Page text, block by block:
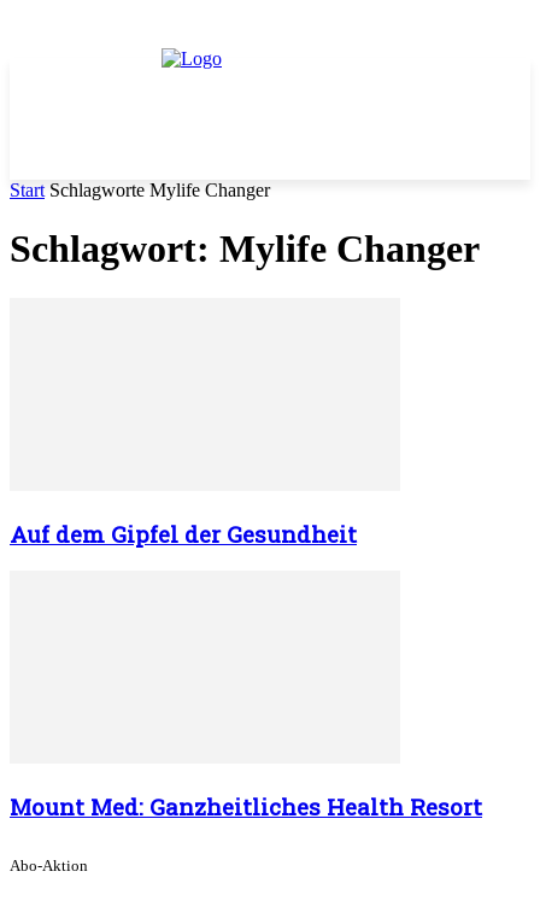
Start Schlagworte Mylife Changer
Schlagwort: Mylife Changer
Auf dem Gipfel der Gesundheit
Mount Med: Ganzheitliches Health Resort
Abo-Aktion